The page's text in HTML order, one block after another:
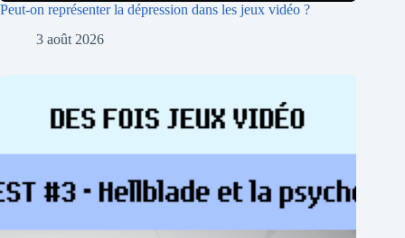
Peut-on représenter la dépression dans les jeux vidéo ?
3 août 2026